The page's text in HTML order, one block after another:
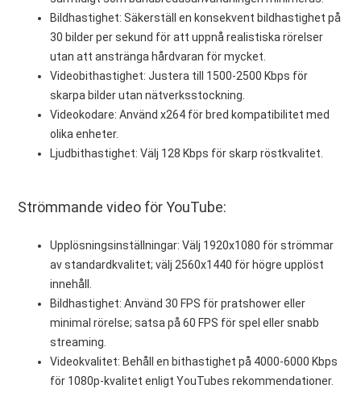
Bildhastighet: Säkerställ en konsekvent bildhastighet på
30 bilder per sekund för att uppnå realistiska rörelser
utan att anstränga hårdvaran för mycket.
Videobithastighet: Justera till 1500-2500 Kbps för
skarpa bilder utan nätverksstockning.
Videokodare: Använd x264 för bred kompatibilitet med
olika enheter.
Ljudbithastighet: Välj 128 Kbps för skarp röstkvalitet.
Strömmande video för YouTube:
Upplösningsinställningar: Välj 1920x1080 för strömmar
av standardkvalitet; välj 2560x1440 för högre upplöst
innehåll.
Bildhastighet: Använd 30 FPS för pratshower eller
minimal rörelse; satsa på 60 FPS för spel eller snabb
streaming.
Videokvalitet: Behåll en bithastighet på 4000-6000 Kbps
för 1080p-kvalitet enligt YouTubes rekommendationer.